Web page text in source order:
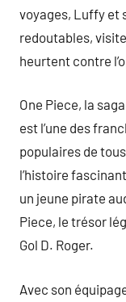
voyages, Luffy et
redoutables,
heurtent contre
One Piece, la
est l’une des
populaires de
l’histoire
un jeune pirate
Piece, le trésor
Gol D. Roger.
Avec son